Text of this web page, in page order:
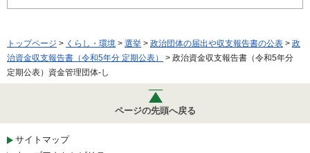
トップページ > くらし・環境 > 選挙 > 政治団体の届出や収支報告書の公表 > 政
治資金収支報告書（令和5年分 定期公表）
> 政治資金収支報告書（令和5年分
定期公表）資金管理団体-し
ページの先頭へ戻る
サイトマップ